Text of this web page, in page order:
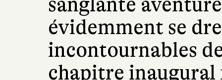
évidemment se
incontournables
chapitre inaugural